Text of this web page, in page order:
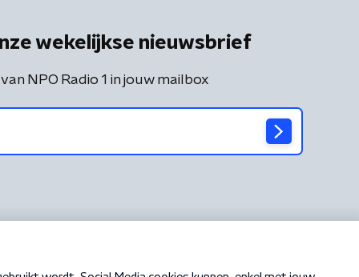
wekelijkse nieuwsbrief
NPO Radio 1 in jouw mailbox